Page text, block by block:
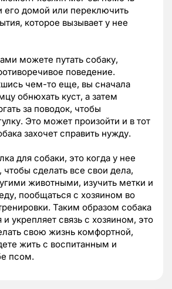
его домой или переключить
которое вызывает у нее
можете путать собаку,
поведение.
чем-то еще, вы сначала
обнюхать куст, а затем
за поводок, чтобы
Это может произойти и в тот
захочет справить нужду.
для собаки, это когда у нее
чтобы сделать все свои дела,
животными, изучить метки и
пообщаться с хозяином во
Таким образом собака
и укрепляет связь с хозяином, это
свою жизнь комфортной,
жить с воспитанным и
псом.